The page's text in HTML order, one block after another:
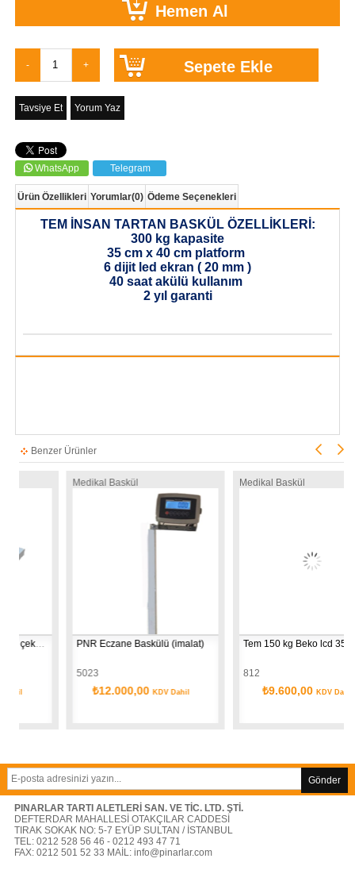
Tavsiye Et Yorum Yaz
WhatsApp Telegram
Ürün Özellikleri Yorumlar(0) Ödeme Seçenekleri
TEM İNSAN TARTAN BASKÜL ÖZELLİKLERİ:
300 kg kapasite
35 cm x 40 cm platform
6 dijit led ekran ( 20 mm )
40 saat akülü kullanım
2 yıl garanti
Benzer Ürünler
Veteriner Baskülü 150 kg çekerli , 50 gr hassasiyetli  60 cm 90 cm (imalat)
Medikal Baskül
PNR Eczane Baskülü (imalat)
5023
₺12.000,00KDV Dahil
Medikal Baskül
812
₺9.600,00KDV Dahil
Gönder
PINARLAR TARTI ALETLERİ SAN. VE TİC. LTD. ŞTİ.
DEFTERDAR MAHALLESİ OTAKÇILAR CADDESİ
TIRAK SOKAK NO: 5-7 EYÜP SULTAN / İSTANBUL
TEL: 0212 528 56 46 - 0212 493 47 71
FAX: 0212 501 52 33 MAİL: info@pinarlar.com